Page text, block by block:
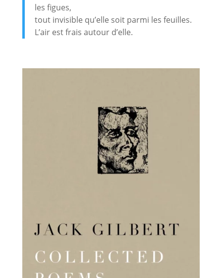
les figues,
tout invisible qu’elle soit parmi les feuilles.
L’air est frais autour d’elle.